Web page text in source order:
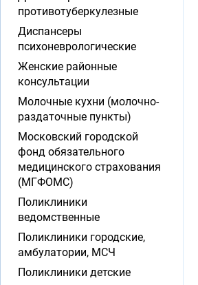
противотуберкулезные
Диспансеры
психоневрологические
Женские районные
консультации
Молочные кухни (молочно-
раздаточные пункты)
Московский городской
фонд обязательного
медицинского страхования
(МГФОМС)
Поликлиники
ведомственные
Поликлиники городские,
амбулатории, МСЧ
Поликлиники детские